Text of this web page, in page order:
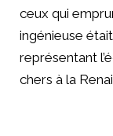
ceux qui
ingénieuse
représentant
chers à la